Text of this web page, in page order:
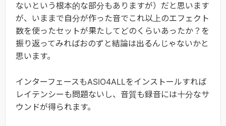
ないという根本的な部分もありますが）だと思います
が、いままで自分が作った音でこれ以上のエフェクト
数を使ったセットが果たしてどのくらいあったか？を
振り返ってみればおのずと結論は出るんじゃないかと
思います。
インターフェースもASIO4ALLをインストールすれば
レイテンシーも問題ないし、音質も録音には十分なサ
ウンドが得られます。